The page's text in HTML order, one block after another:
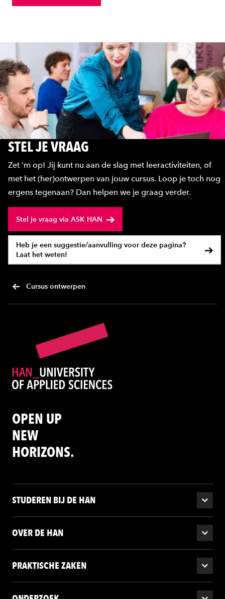
STEL JE VRAAG
Zet 'm op! Jij kunt nu aan de slag met leeractiviteiten, of
met het (her)ontwerpen van jouw cursus. Loop je toch nog
ergens tegenaan? Dan helpen we je graag verder.
Stel je vraag via ASK HAN
Heb je een suggestie/aanvulling voor deze pagina?
Laat het weten!
Cursus ontwerpen
OPEN UP
NEW
HORIZONS.
STUDEREN BIJ DE HAN
OVER DE HAN
PRAKTISCHE ZAKEN